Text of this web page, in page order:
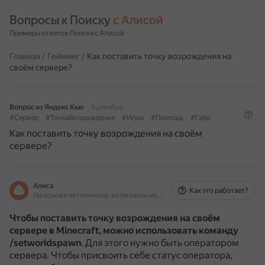
Вопросы к Поиску с Алисой
Примеры ответов Поиска с Алисой
Главная / Гейминг / Как поставить точку возрождения на
своём сервере?
Вопрос из Яндекс Кью
9 декабря
#Сервер
#ТочкаВозрождения #Игры #Помощь #Гайд
Как поставить точку возрождения на своём
сервере?
Алиса
На основе источников, возможны неточности
Как это работает?
Чтобы поставить точку возрождения на своём
сервере в Minecraft, можно использовать команду
/setworldspawn. Для этого нужно быть оператором
сервера. Чтобы присвоить себе статус оператора,